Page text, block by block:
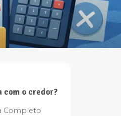
com o credor?
Completo